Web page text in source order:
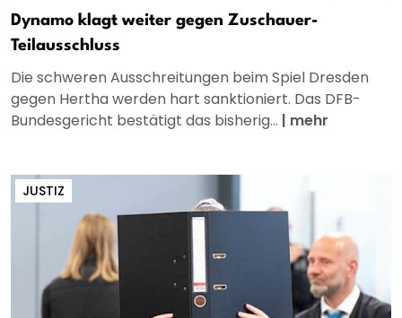
Dynamo klagt weiter gegen Zuschauer-
Teilausschluss
Die schweren Ausschreitungen beim Spiel Dresden
gegen Hertha werden hart sanktioniert. Das DFB-
Bundesgericht bestätigt das bisherig... | mehr
JUSTIZ